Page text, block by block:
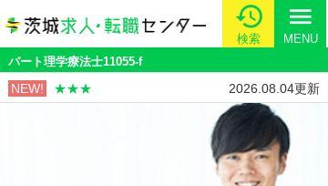
検索
menu
MENU
パート理学療法士11055-f
NEW! ★★★ 2026.08.04更新